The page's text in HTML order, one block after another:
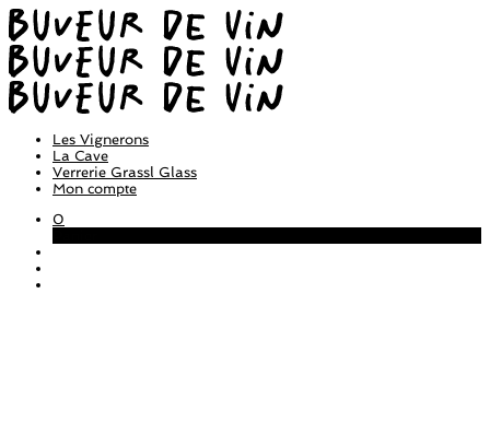
Les Vignerons
La Cave
Verrerie Grassl Glass
Mon compte
0